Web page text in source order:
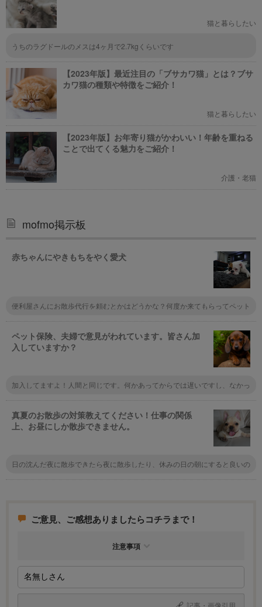
猫と暮らしたい
うちのラグドールのメスは4ヶ月で2.7kgくらいです
【2023年版】最近注目の「ブサカワ猫」とは？ブサ
カワ猫の種類や特徴をご紹介！
猫と暮らしたい
【2023年版】お年寄り猫がかわいい！年齢を重ねる
ことで出てくる魅力をご紹介！
介護・老猫
mofmo掲示板
赤ちゃんにやきもちをやく愛犬
便利屋さんにお散歩代行を頼むとかはどうかな？何度か来てもらってペット
を頼んで赤ちゃんを預けて犬と遊んであげる。家事代行を頼んで家事の時間
をペットに充てるとか。
ペット保険、夫婦で意見がわれています。皆さん加
入していますか？
加入してますよ！人間と同じです。何かあってからでは遅いですし、なかっ
思わないでしょ？
真夏のお散歩の対策教えてください！仕事の関係
上、お昼にしか散歩できません。
日の沈んだ夜に散歩できたら夜に散歩したり、休みの日の朝にすると良いの
来ると思います。
ご意見、ご感想ありましたらコチラまで！
注意事項